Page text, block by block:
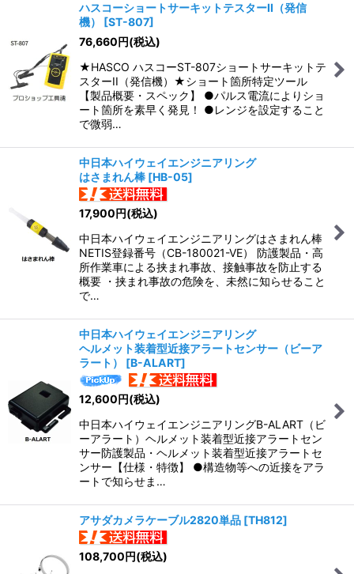
ハスコーショートサーキットテスターII（発信
機）
[ST-807]
76,660円(税込)
★HASCO ハスコーST-807ショートサーキットテ
スターII（発信機）★ショート箇所特定ツール
【製品概要・スペック】 ●パルス電流によりショ
ート箇所を素早く発見！ ●レンジを設定すること
で微弱…
中日本ハイウェイエンジニアリング
はさまれん棒 [HB-05]
17,900円(税込)
中日本ハイウェイエンジニアリングはさまれん棒
NETIS登録番号（CB-180021-VE） 防護製品・高
所作業車による挟まれ事故、接触事故を防止する
概要 ・挟まれ事故の危険を、未然に知らせること
で…
中日本ハイウェイエンジニアリング
ヘルメット装着型近接アラートセンサー（ビーア
ラート）
[B-ALART]
12,600円(税込)
中日本ハイウェイエンジニアリングB-ALART（ビ
ーアラート）ヘルメット装着型近接アラートセン
サー防護製品・ヘルメット装着型近接アラートセ
ンサー【仕様・特徴】 ●構造物等への近接をアラ
ートで知らせま…
アサダカメラケーブル2820単品 [TH812]
108,700円(税込)